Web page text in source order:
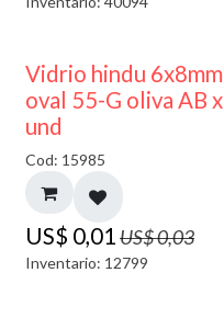
50% DESCUENTO
Vidrio hindu 6x8mm
oval 55-G oliva AB x
und
Cod: 15985
US$ 0,01 US$0,03
Inventario: 12799